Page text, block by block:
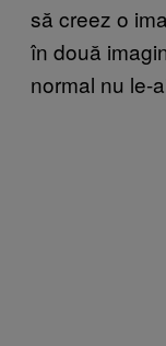
să creez o
în două
normal nu le-